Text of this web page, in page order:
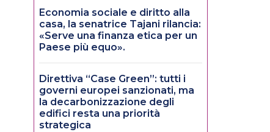
Economia sociale e diritto alla
casa, la senatrice Tajani rilancia:
«Serve una finanza etica per un
Paese più equo».
Direttiva “Case Green”: tutti i
governi europei sanzionati, ma
la decarbonizzazione degli
edifici resta una priorità
strategica